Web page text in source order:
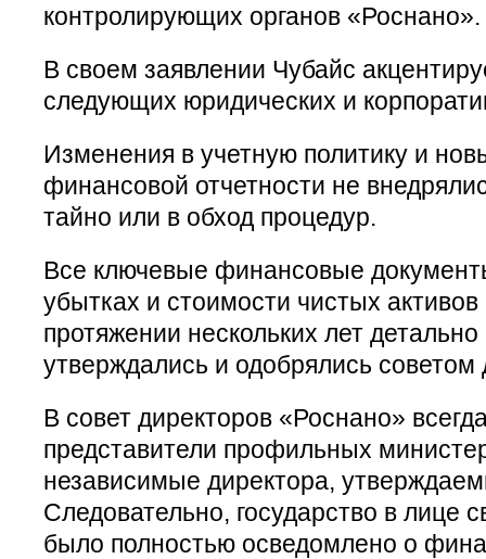
контролирующих органов «Роснано».
В своем заявлении Чубайс
следующих юридических и
Изменения в учетную политику и
финансовой отчетности не
тайно или в обход процедур.
Все ключевые финансовые
убытках и стоимости чистых
протяжении нескольких лет
утверждались и одобрялись советом
В совет директоров «Роснано»
представители профильных
независимые директора,
Следовательно, государство в лице
было полностью осведомлено о